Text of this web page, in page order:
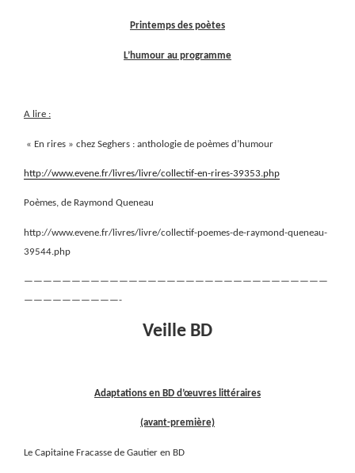
Printemps des poètes
L’humour au programme
A lire :
« En rires » chez Seghers : anthologie de poèmes d’humour
http://www.evene.fr/livres/livre/collectif-en-rires-39353.php
Poèmes, de Raymond Queneau
http://www.evene.fr/livres/livre/collectif-poemes-de-raymond-queneau-
39544.php
————————————————————————————————
——————————-
Veille BD
Adaptations en BD d’œuvres littéraires
(avant-première)
Le Capitaine Fracasse de Gautier en BD